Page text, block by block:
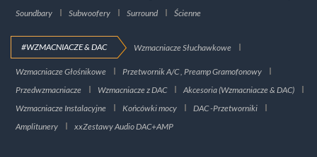
Soundbary
Subwoofery Surround Ścienne
#WZMACNIACZE & DAC Wzmacniacze Słuchawkowe
Wzmacniacze Głośnikowe
Przetwornik A/C , Preamp Gramofonowy
Przedwzmacniacze
Wzmacniacze z DAC
Akcesoria (Wzmacniacze & DAC)
Wzmacniacze Instalacyjne
Końcówki mocy
DAC -Przetworniki
Amplitunery
xxZestawy Audio DAC+AMP